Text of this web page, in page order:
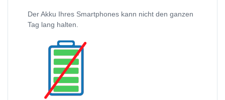
Der Akku Ihres Smartphones kann nicht den ganzen
Tag lang halten.